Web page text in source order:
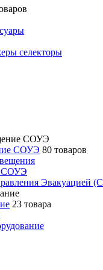
селекторы
СОУЭ 80 товаров
СОУЭ
Эвакуацией
23 товара